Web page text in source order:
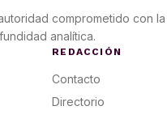
comprometido con la
analítica.
REDACCIÓN
Contacto
Directorio